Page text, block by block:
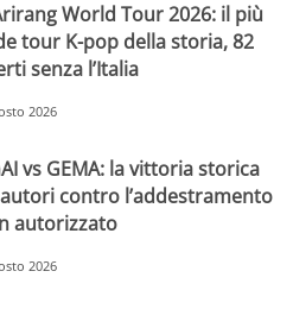
World Tour 2026: il più
tour K-pop della storia, 82
senza l’Italia
2026
vs GEMA: la vittoria storica
contro l’addestramento
autorizzato
2026